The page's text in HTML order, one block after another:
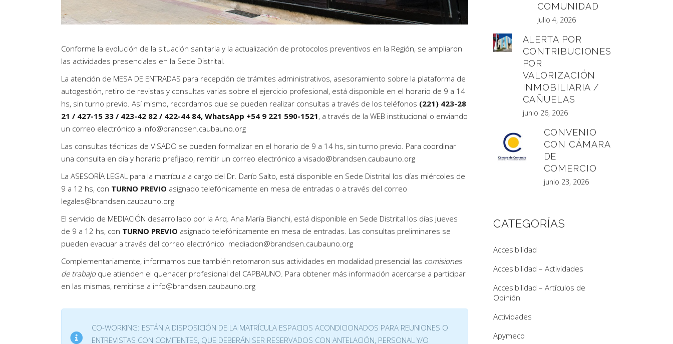
Conforme la evolución de la situación sanitaria y la actualización de protocolos preventivos en la Región, se ampliaron
las actividades presenciales en la Sede Distrital.
La atención de MESA DE ENTRADAS para recepción de trámites administrativos, asesoramiento sobre la plataforma de
autogestión, retiro de revistas y consultas varias sobre el ejercicio profesional, está disponible en el horario de 9 a 14
hs, sin turno previo. Así mismo, recordamos que se pueden realizar consultas a través de los teléfonos (221) 423-28
21 / 427-15 33 / 423-42 82 / 422-44 84, WhatsApp +54 9 221 590-1521, a través de la WEB institucional o enviando
un correo electrónico a info@brandsen.caubauno.org
Las consultas técnicas de VISADO se pueden formalizar en el horario de 9 a 14 hs, sin turno previo. Para coordinar
una consulta en día y horario prefijado, remitir un correo electrónico a visado@brandsen.caubauno.org
La ASESORÍA LEGAL para la matrícula a cargo del Dr. Darío Salto, está disponible en Sede Distrital los días miércoles de
9 a 12 hs, con TURNO PREVIO asignado telefónicamente en mesa de entradas o a través del correo
legales@brandsen.caubauno.org
El servicio de MEDIACIÓN desarrollado por la Arq. Ana María Bianchi, está disponible en Sede Distrital los días jueves
de 9 a 12 hs, con TURNO PREVIO asignado telefónicamente en mesa de entradas. Las consultas preliminares se
pueden evacuar a través del correo electrónico mediacion@brandsen.caubauno.org
Complementariamente, informamos que también retomaron sus actividades en modalidad presencial las comisiones
de trabajo que atienden el quehacer profesional del CAPBAUNO. Para obtener más información acercarse a participar
en las mismas, remitirse a info@brandsen.caubauno.org
CO-WORKING: ESTÁN A DISPOSICIÓN DE LA MATRÍCULA ESPACIOS ACONDICIONADOS PARA REUNIONES O
ENTREVISTAS CON COMITENTES, QUE DEBERÁN SER RESERVADOS CON ANTELACIÓN, PERSONAL Y/O
COMUNIDAD
julio 4, 2026
ALERTA POR
CONTRIBUCIONES
POR
VALORIZACIÓN
INMOBILIARIA /
CAÑUELAS
junio 26, 2026
CONVENIO
CON CÁMARA
DE
COMERCIO
junio 23, 2026
CATEGORÍAS
Accesibilidad
Accesibilidad – Actividades
Accesibilidad – Artículos de
Opinión
Actividades
Apymeco